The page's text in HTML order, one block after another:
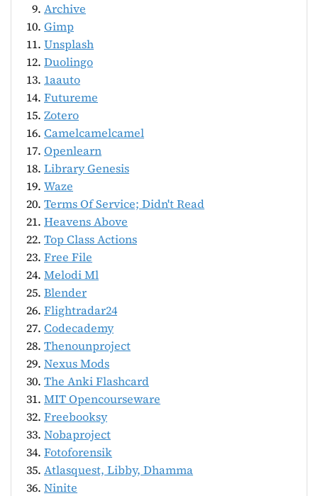
Archive
Gimp
Unsplash
Duolingo
1aauto
Futureme
Zotero
Camelcamelcamel
Openlearn
Library Genesis
Waze
Terms Of Service; Didn't Read
Heavens Above
Top Class Actions
Free File
Melodi Ml
Blender
Flightradar24
Codecademy
Thenounproject
Nexus Mods
The Anki Flashcard
MIT Opencourseware
Freebooksy
Nobaproject
Fotoforensik
Atlasquest, Libby, Dhamma
Ninite